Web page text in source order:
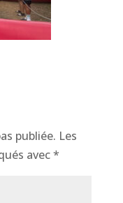
publiée. Les
avec*